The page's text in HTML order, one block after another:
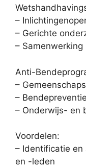
–
– Gerichte
–
Anti-
–
–
– Onderwijs- en
Voordelen:
– Identificatie
en -leden